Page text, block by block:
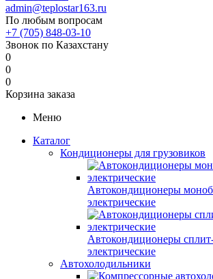
admin@teplostar163.ru
По любым вопросам
+7 (705) 848-03-10
Звонок по Казахстану
0
0
0
Корзина заказа
Меню
Каталог
Кондиционеры для грузовиков
Автокондиционеры
электрические
Автокондиционеры
электрические
Автохолодильники